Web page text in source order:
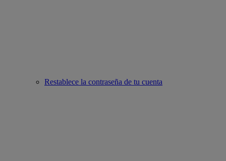
Restablece la contraseña de tu cuenta